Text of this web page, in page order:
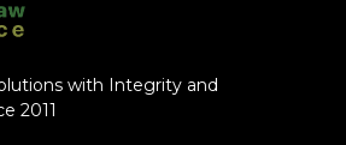
with Integrity and
2011